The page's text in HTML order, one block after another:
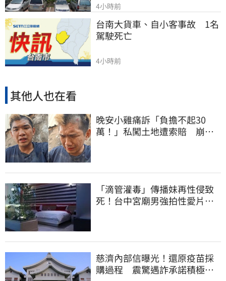
4小時前
台南大貨車、自小客事故　1名
駕駛死亡
4小時前
其他人也在看
晚安小雞痛訴「負擔不起30
萬！」私闖土地遭索賠 崩
「滴管灌毒」傳播妹再性侵致
死！台中宮廟男強拍性愛片
慈濟內部信曝光！還原疫苗採
購過程 震驚遇詐承諾積極追